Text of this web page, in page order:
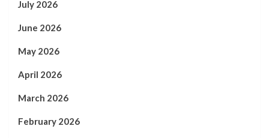
July 2026
June 2026
May 2026
April 2026
March 2026
February 2026